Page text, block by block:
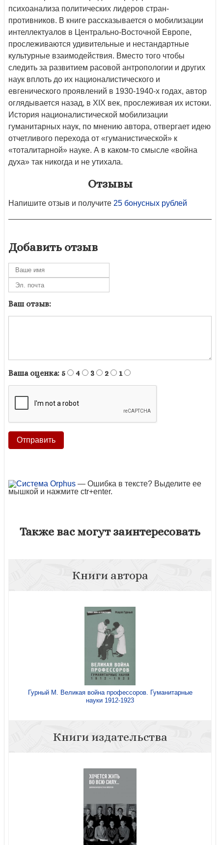
психоанализа политических лидеров стран-
противников. В книге рассказывается о мобилизации
интеллектуалов в Центрально-Восточной Европе,
прослеживаются удивительные и нестандартные
культурные взаимодействия. Вместо того чтобы
следить за развитием расовой антропологии и других
наук вплоть до их националистического и
евгенического проявлений в 1930-1940-х годах, автор
оглядывается назад, в XIX век, прослеживая их истоки.
История националистической мобилизации
гуманитарных наук, по мнению автора, отвергает идею
отчетливого перехода от «гуманистической» к
«тоталитарной» науке. А в каком-то смысле «война
духа» так никогда и не утихала.
Отзывы
Напишите отзыв и получите 25 бонусных рублей
Добавить отзыв
Ваш отзыв:
Ваша оценка: 5 4 3 2 1
— Ошибка в тексте? Выделите ее
мышкой и нажмите ctr+enter.
Также вас могут заинтересовать
Книги автора
Гурный М. Великая война профессоров. Гуманитарные
науки 1912-1923
Книги издательства